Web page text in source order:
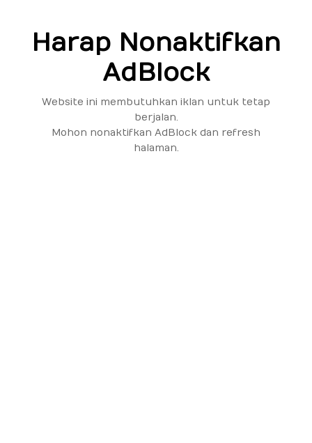
Harap Nonaktifkan
AdBlock
Website ini membutuhkan iklan untuk tetap
berjalan.
Mohon nonaktifkan AdBlock dan refresh
halaman.